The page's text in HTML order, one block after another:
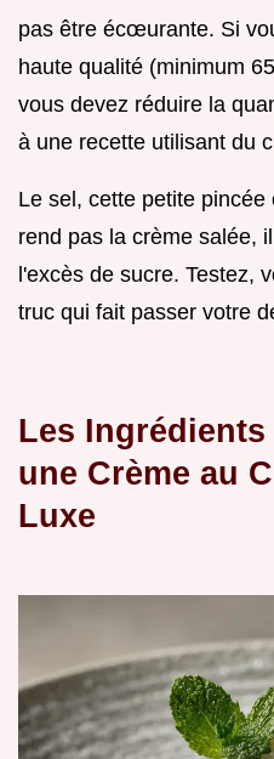
pas être écœurante. Si
haute qualité (minimum
vous devez réduire la
à une recette utilisant du
Le sel, cette petite
rend pas la crème salée,
l'excès de sucre. Testez,
truc qui fait passer votre
Les
une Crème au
Luxe